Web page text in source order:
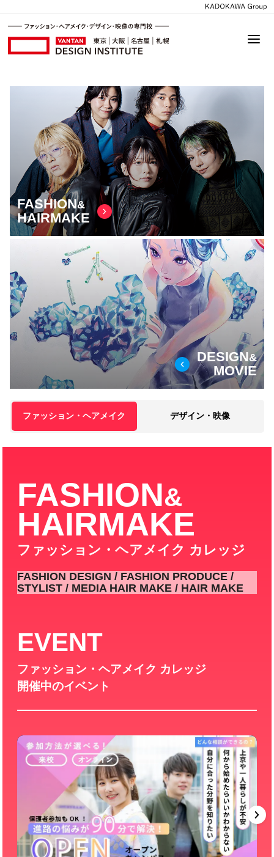
FASHION&
HAIRMAKE
DESIGN&
MOVIE
ファッション・ヘアメイク デザイン・映像
FASHION&
HAIRMAKE
ファッション・ヘアメイク カレッジ
FASHION DESIGN / FASHION PRODUCE /
STYLIST / MEDIA HAIR MAKE / HAIR MAKE
EVENT
ファッション・ヘアメイク カレッジ
開催中のイベント